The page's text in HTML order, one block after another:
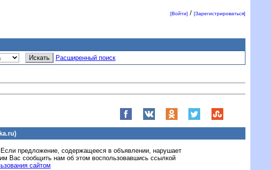
[Войти] /[Зарегистрироваться]
Расширенный поиск
предложение, содержащееся в объявлении, нарушает
Вас сообщить нам об этом воспользовавшись ссылкой
сайтом